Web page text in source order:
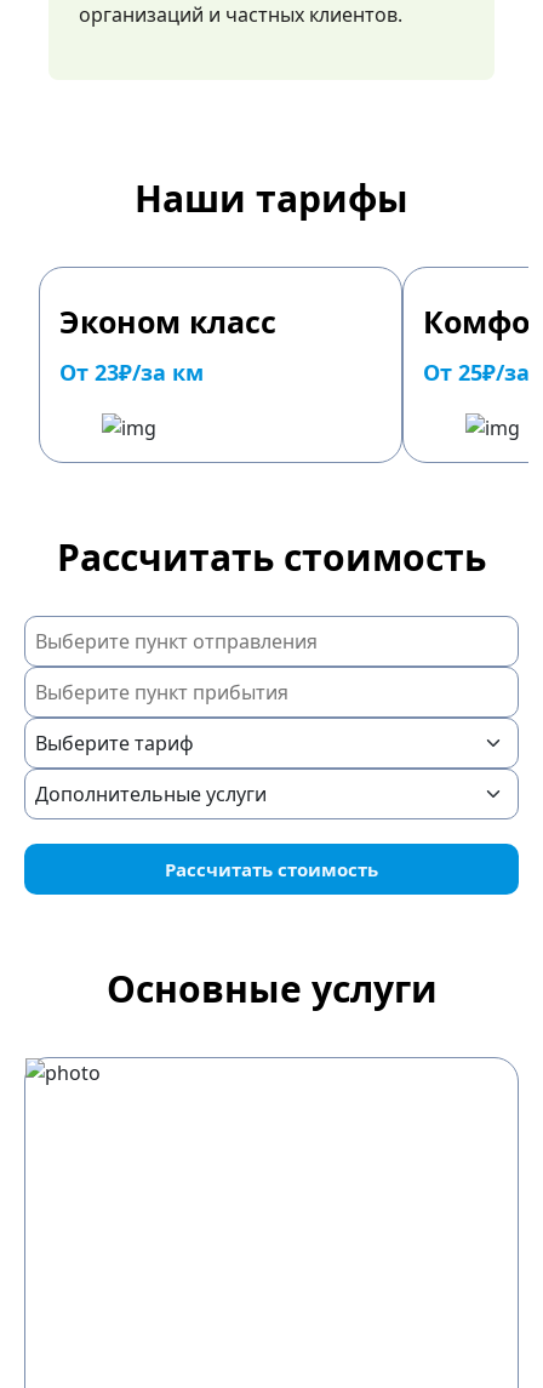
организаций и частных клиентов.
Наши тарифы
Эконом класс
От 23₽/за км От 25₽/за
Рассчитать стоимость
Рассчитать стоимость
Основные услуги